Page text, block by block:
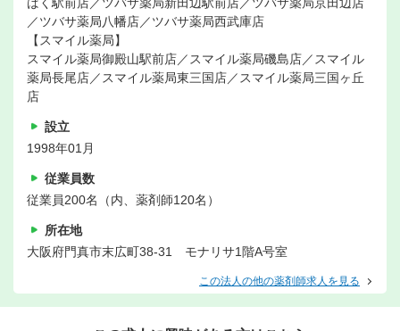
ばく駅前店／ツバサ薬局新田辺駅前店／ツバサ薬局京田辺店
／ツバサ薬局八幡店／ツバサ薬局西武庫店
【スマイル薬局】
スマイル薬局御殿山駅前店／スマイル薬局磯島店／スマイル
薬局長尾店／スマイル薬局東三国店／スマイル薬局三国ヶ丘
店
設立
1998年01月
従業員数
従業員200名（内、薬剤師120名）
所在地
大阪府門真市末広町38-31 モナリサ1階A号室
この法人の他の薬剤師求人を見る